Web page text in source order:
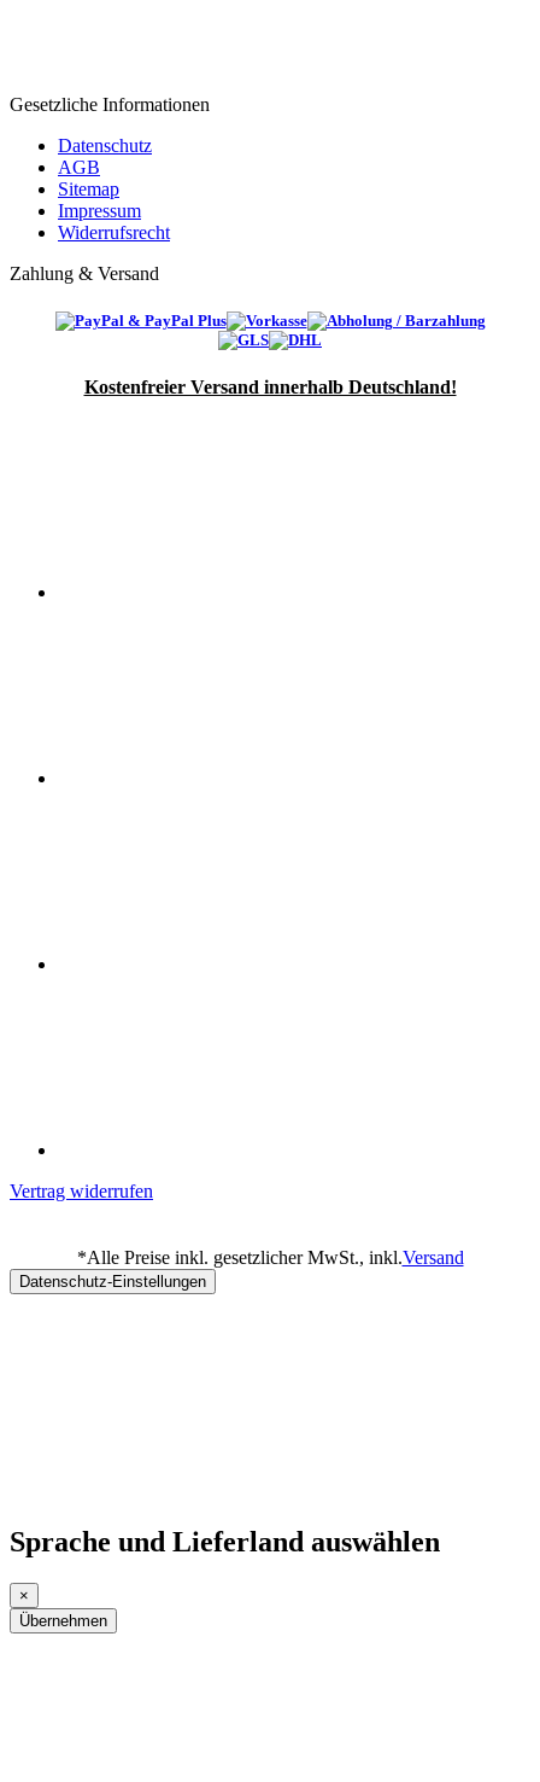
Gesetzliche Informationen
Datenschutz
AGB
Sitemap
Impressum
Widerrufsrecht
Zahlung & Versand
Kostenfreier Versand innerhalb Deutschland!
Vertrag widerrufen
*Alle Preise inkl. gesetzlicher MwSt., inkl.Versand
Datenschutz-Einstellungen
Sprache und Lieferland auswählen
×